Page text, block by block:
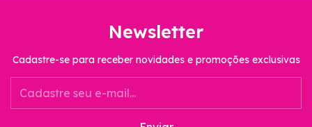
Newsletter
Cadastre-se para receber novidades e promoções exclusivas